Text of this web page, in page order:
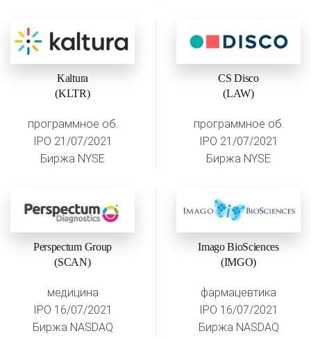
Kaltura
(KLTR)
программное об.
IPO 21/07/2021
Биржа NYSE
CS Disco
(LAW)
программное об.
IPO 21/07/2021
Биржа NYSE
Perspectum Group
(SCAN)
медицина
IPO 16/07/2021
Биржа NASDAQ
Imago BioSciences
(IMGO)
фармацевтика
IPO 16/07/2021
Биржа NASDAQ